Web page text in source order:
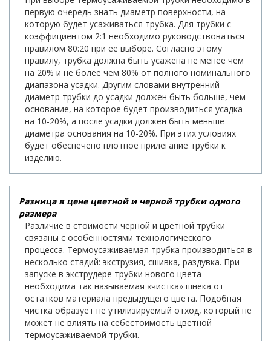
первую очередь знать диаметр поверхности, на
которую будет усаживаться трубка. Для трубки с
коэффициентом 2:1 необходимо руководствоваться
правилом 80:20 при ее выборе. Согласно этому
правилу, трубка должна быть усажена не менее чем
на 20% и не более чем 80% от полного номинального
диапазона усадки. Другим словами внутренний
диаметр трубки до усадки должен быть больше, чем
основание, на которое будет производиться усадка
на 10-20%, а после усадки должен быть меньше
диаметра основания на 10-20%. При этих условиях
будет обеспечено плотное прилегание трубки к
изделию.
Разница в цене цветной и черной трубки одного
размера
Различие в стоимости черной и цветной трубки
связаны с особенностями технологического
процесса. Термоусаживаемая трубка производиться в
несколько стадий: экструзия, сшивка, раздувка. При
запуске в экструдере трубки нового цвета
необходима так называемая «чистка» шнека от
остатков материала предыдущего цвета. Подобная
чистка образует не утилизируемый отход, который не
может не влиять на себестоимость цветной
термоусаживаемой трубки.